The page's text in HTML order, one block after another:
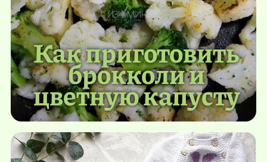
Как приготовить
брокколи и
цветную капусту